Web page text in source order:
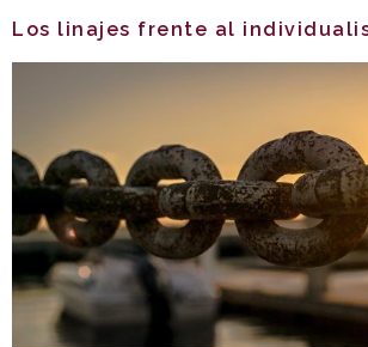
Los linajes frente al